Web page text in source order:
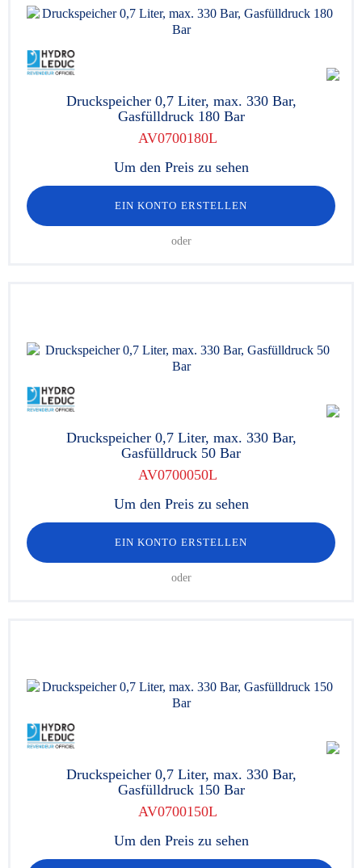
Druckspeicher 0,7 Liter, max. 330 Bar,
Gasfülldruck 180 Bar
AV0700180L
Um den Preis zu sehen
EIN KONTO ERSTELLEN
oder
Druckspeicher 0,7 Liter, max. 330 Bar,
Gasfülldruck 50 Bar
AV0700050L
Um den Preis zu sehen
EIN KONTO ERSTELLEN
oder
Druckspeicher 0,7 Liter, max. 330 Bar,
Gasfülldruck 150 Bar
AV0700150L
Um den Preis zu sehen